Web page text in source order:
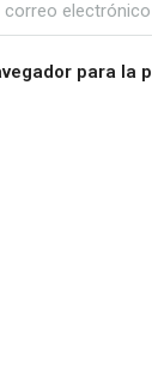
para la